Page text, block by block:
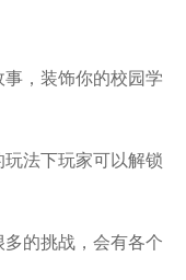
，装饰你的校园学
法下玩家可以解锁
的挑战，会有各个